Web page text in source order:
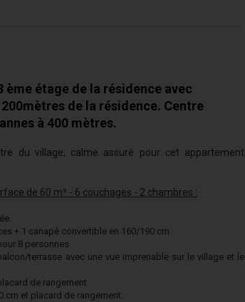
ème étage de la résidence avec
de la résidence. Centre
à 400 mètres.
du village, calme assuré pour cet appartement
de 60 m² - 6 couchages - 2 chambres :
+ 1 canapé convertible en 160/190 cm
8 personnes
terrasse avec une vue imprenable sur le village et le
de rangement
cm et placard de rangement.